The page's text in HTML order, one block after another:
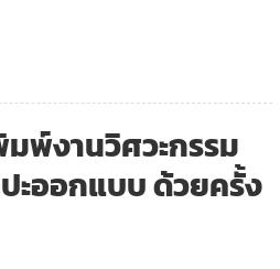
พ์งานวิศวะกรรม
ะออกแบบ ด้วยครั้ง